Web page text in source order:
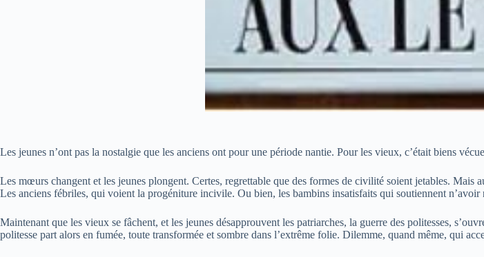
Les jeunes n’ont pas la nostalgie que les anciens ont pour une période nantie. Pour les vieux, c’était biens
Les mœurs changent et les jeunes plongent. Certes, regrettable que des formes de civilité soient jetables. Mais
Les anciens fébriles, qui voient la progéniture incivile. Ou bien, les bambins insatisfaits qui soutiennent
Maintenant que les vieux se fâchent, et les jeunes désapprouvent les patriarches, la guerre des politesses,
politesse part alors en fumée, toute transformée et sombre dans l’extrême folie. Dilemme, quand même, qui